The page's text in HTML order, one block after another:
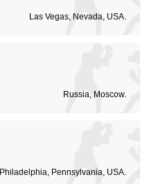
Las Vegas, Nevada, USA.
Russia, Moscow.
Philadelphia, Pennsylvania, USA.